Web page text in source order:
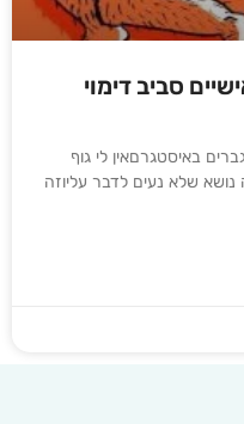
סביב דימוי
באיסטגרםאין לי גוף
שלא נעים לדבר עליוזה